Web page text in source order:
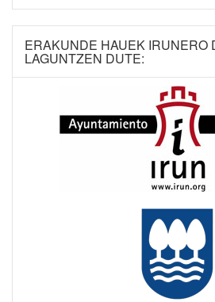
ERAKUNDE HAUEK IRUNERO
LAGUNTZEN DUTE: